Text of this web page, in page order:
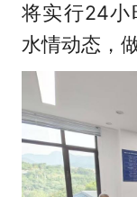
将实行24小
水情动态，